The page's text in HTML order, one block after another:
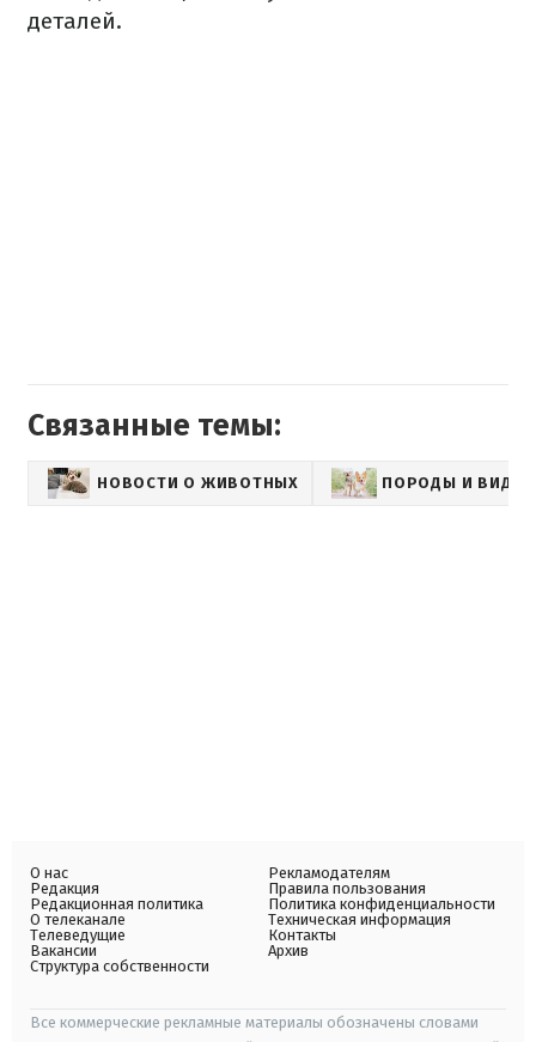
деталей.
Связанные темы:
НОВОСТИ О ЖИВОТНЫХ ПОРОДЫ И ВИДЫ
О нас
Редакция
Редакционная политика
О телеканале
Телеведущие
Вакансии
Структура собственности
Рекламодателям
Правила пользования
Политика конфиденциальности
Техническая информация
Контакты
Архив
Все коммерческие рекламные материалы обозначены словами